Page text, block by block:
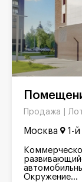
Продажа |
Москва 1-й
Окружение...